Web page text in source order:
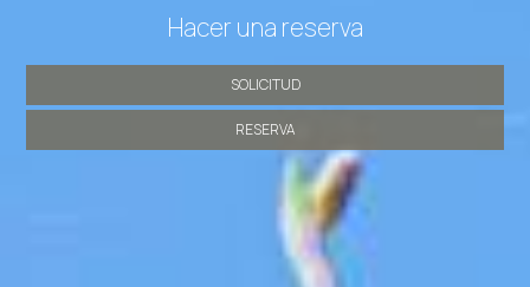
Hacer una reserva
SOLICITUD
RESERVA